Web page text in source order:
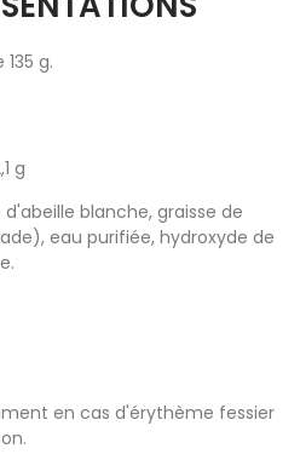
g.
g
blanche, graisse de
eau purifiée, hydroxyde de
en cas d'érythème fessier